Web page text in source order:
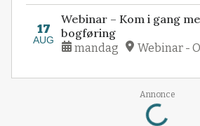
17
AUG
Webinar – Kom i gang
bogføring
mandag Webinar -
Annonce
Loading...